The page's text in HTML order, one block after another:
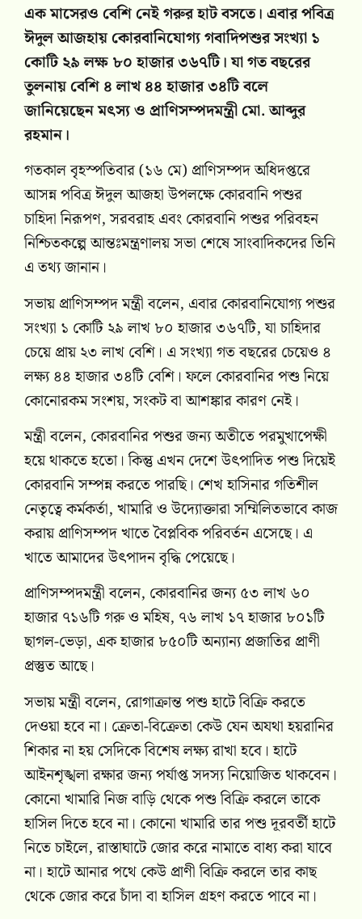
এক মাসেরও বেশি নেই গরুর হাট বসতে। এবার পবিত্র
ঈদুল আজহায় কোরবানিযোগ্য গবাদিপশুর সংখ্যা ১
কোটি ২৯ লক্ষ ৮০ হাজার ৩৬৭টি। যা গত বছরের
তুলনায় বেশি ৪ লাখ ৪৪ হাজার ৩৪টি বলে
জানিয়েছেন মৎস্য ও প্রাণিসম্পদমন্ত্রী মো. আব্দুর
রহমান।
গতকাল বৃহস্পতিবার (১৬ মে) প্রাণিসম্পদ অধিদপ্তরে
আসন্ন পবিত্র ঈদুল আজহা উপলক্ষে কোরবানি পশুর
চাহিদা নিরূপণ, সরবরাহ এবং কোরবানি পশুর পরিবহন
নিশ্চিতকল্পে আন্তঃমন্ত্রণালয় সভা শেষে সাংবাদিকদের তিনি
এ তথ্য জানান।
সভায় প্রাণিসম্পদ মন্ত্রী বলেন, এবার কোরবানিযোগ্য পশুর
সংখ্যা ১ কোটি ২৯ লাখ ৮০ হাজার ৩৬৭টি, যা চাহিদার
চেয়ে প্রায় ২৩ লাখ বেশি। এ সংখ্যা গত বছরের চেয়েও ৪
লক্ষ্য ৪৪ হাজার ৩৪টি বেশি। ফলে কোরবানির পশু নিয়ে
কোনোরকম সংশয়, সংকট বা আশঙ্কার কারণ নেই।
মন্ত্রী বলেন, কোরবানির পশুর জন্য অতীতে পরমুখাপেক্ষী
হয়ে থাকতে হতো। কিন্তু এখন দেশে উৎপাদিত পশু দিয়েই
কোরবানি সম্পন্ন করতে পারছি। শেখ হাসিনার গতিশীল
নেতৃত্বে কর্মকর্তা, খামারি ও উদ্যোক্তারা সম্মিলিতভাবে কাজ
করায় প্রাণিসম্পদ খাতে বৈপ্লবিক পরিবর্তন এসেছে। এ
খাতে আমাদের উৎপাদন বৃদ্ধি পেয়েছে।
প্রাণিসম্পদমন্ত্রী বলেন, কোরবানির জন্য ৫৩ লাখ ৬০
হাজার ৭১৬টি গরু ও মহিষ, ৭৬ লাখ ১৭ হাজার ৮০১টি
ছাগল-ভেড়া, এক হাজার ৮৫০টি অন্যান্য প্রজাতির প্রাণী
প্রস্তুত আছে।
সভায় মন্ত্রী বলেন, রোগাক্রান্ত পশু হাটে বিক্রি করতে
দেওয়া হবে না। ক্রেতা-বিক্রেতা কেউ যেন অযথা হয়রানির
শিকার না হয় সেদিকে বিশেষ লক্ষ্য রাখা হবে। হাটে
আইনশৃঙ্খলা রক্ষার জন্য পর্যাপ্ত সদস্য নিয়োজিত থাকবেন।
কোনো খামারি নিজ বাড়ি থেকে পশু বিক্রি করলে তাকে
হাসিল দিতে হবে না। কোনো খামারি তার পশু দূরবর্তী হাটে
নিতে চাইলে, রাস্তাঘাটে জোর করে নামাতে বাধ্য করা যাবে
না। হাটে আনার পথে কেউ প্রাণী বিক্রি করলে তার কাছ
থেকে জোর করে চাঁদা বা হাসিল গ্রহণ করতে পাবে না।